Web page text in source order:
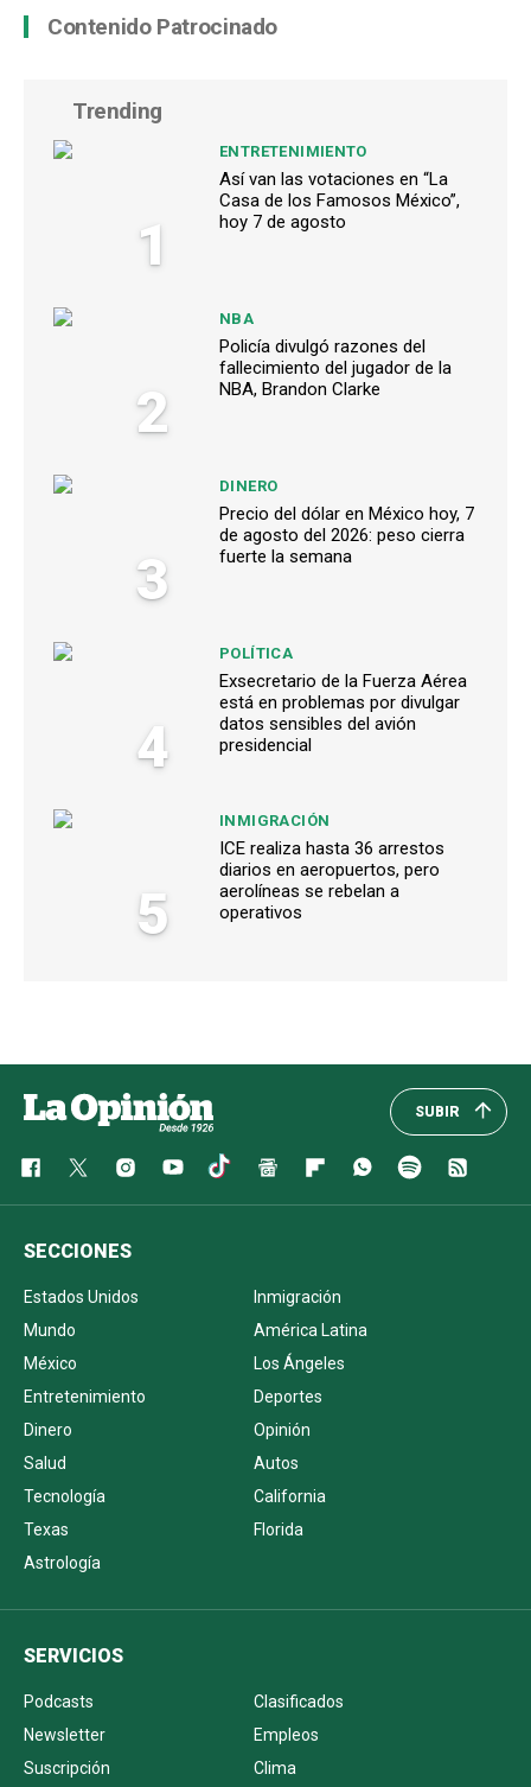
Contenido Patrocinado
Trending
1
ENTRETENIMIENTO
Así van las votaciones en “La
Casa de los Famosos México”,
hoy 7 de agosto
2
NBA
Policía divulgó razones del
fallecimiento del jugador de la
NBA, Brandon Clarke
3
DINERO
Precio del dólar en México hoy, 7
de agosto del 2026: peso cierra
fuerte la semana
4
POLÍTICA
Exsecretario de la Fuerza Aérea
está en problemas por divulgar
datos sensibles del avión
presidencial
5
INMIGRACIÓN
ICE realiza hasta 36 arrestos
diarios en aeropuertos, pero
aerolíneas se rebelan a
operativos
SUBIR
SECCIONES
Estados Unidos
Inmigración
Mundo
América Latina
México
Los Ángeles
Entretenimiento
Deportes
Dinero
Opinión
Salud
Autos
Tecnología
California
Texas
Florida
Astrología
SERVICIOS
Podcasts
Clasificados
Newsletter
Empleos
Suscripción
Clima